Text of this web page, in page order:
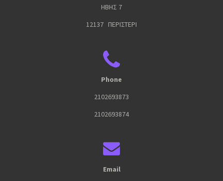
ΗΒΗΣ 7
12137 ΠΕΡΙΣΤΕΡΙ
Phone
2102693873
2102693874
Email